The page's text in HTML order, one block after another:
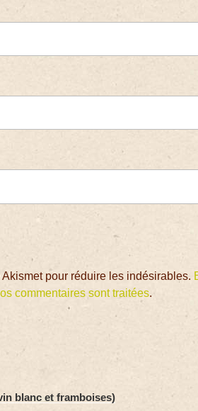
pour réduire les indésirables.
commentaires sont traitées.
blanc et framboises)